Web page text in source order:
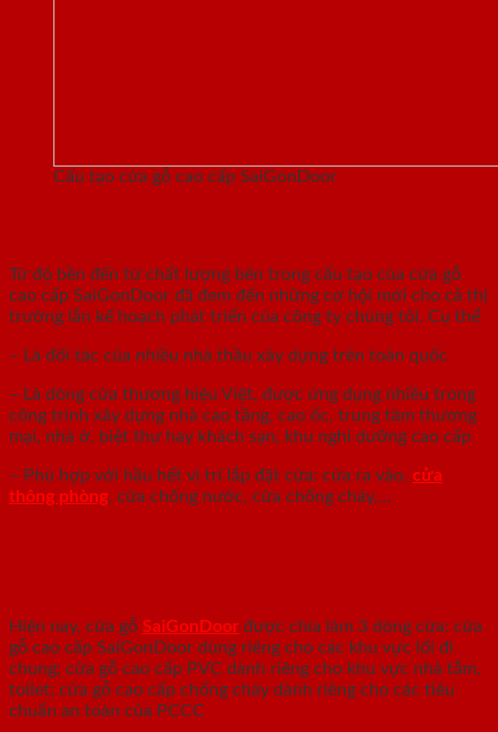
Cấu tạo cửa gỗ cao cấp SaiGonDoor
Từ độ bền đến từ chất lượng bên trong cấu tạo của cửa gỗ
cao cấp SaiGonDoor đã đem đến những cơ hội mới cho cả thị
trường lẫn kế hoạch phát triển của công ty chúng tôi. Cụ thể
– Là đối tác của nhiều nhà thầu xây dựng trên toàn quốc
– Là dòng cửa thương hiệu Việt, được ứng dụng nhiều trong
công trình xây dựng nhà cao tầng, cao ốc, trung tâm thương
mại, nhà ở, biệt thự hay khách sạn, khu nghỉ dưỡng cao cấp
– Phù hợp với hầu hết vị trí lắp đặt cửa: cửa ra vào, cửa
thông phòng, cửa chống nước, cửa chống cháy,…
Hiện nay, cửa gỗ SaiGonDoor được chia làm 3 dòng cửa: cửa
gỗ cao cấp SaiGonDoor dùng riêng cho các khu vực lối đi
chung; cửa gỗ cao cấp PVC dành riêng cho khu vực nhà tắm,
toilet; cửa gỗ cao cấp chống cháy dành riêng cho các tiêu
chuẩn an toàn của PCCC